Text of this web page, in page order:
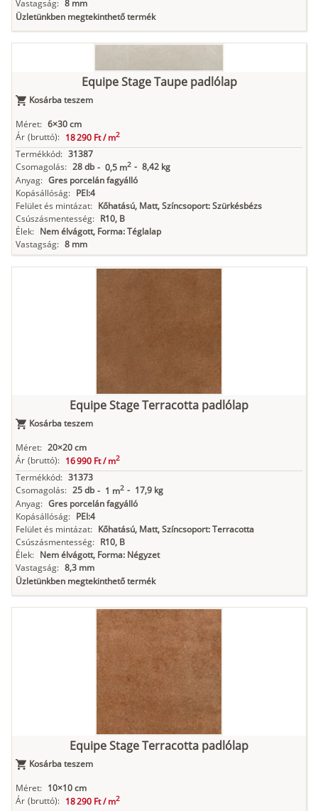
Vastagság: 8 mm
Üzletünkben megtekinthető termék
Equipe Stage Taupe padlólap
Kosárba teszem
Méret: 6×30 cm
Ár (bruttó): 18 290 Ft /m2
Termékkód: 31387
Csomagolás: 28 db - 0,5 m2 - 8,42 kg
Anyag: Gres porcelán fagyálló
Kopásállóság: PEI:4
Felület és mintázat: Kőhatású, Matt, Színcsoport: Szürkésbézs
Csúszásmentesség: R10, B
Élek: Nem élvágott, Forma: Téglalap
Vastagság: 8 mm
Equipe Stage Terracotta padlólap
Kosárba teszem
Méret: 20×20 cm
Ár (bruttó): 16 990 Ft /m2
Termékkód: 31373
Csomagolás: 25 db - 1 m2 - 17,9 kg
Anyag: Gres porcelán fagyálló
Kopásállóság: PEI:4
Felület és mintázat: Kőhatású, Matt, Színcsoport: Terracotta
Csúszásmentesség: R10, B
Élek: Nem élvágott, Forma: Négyzet
Vastagság: 8,3 mm
Üzletünkben megtekinthető termék
Equipe Stage Terracotta padlólap
Kosárba teszem
Méret: 10×10 cm
Ár (bruttó): 18 290 Ft /m2